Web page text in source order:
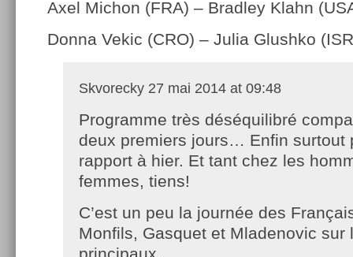
Axel Michon (FRA) – Bradley Klahn
Donna Vekic (CRO) – Julia Glushko
Skvorecky 27 mai 2014 at 09:48
Programme très déséquilibré
deux premiers jours… Enfin surtout
rapport à hier. Et tant chez les
femmes, tiens!
C’est un peu la journée des
Monfils, Gasquet et Mladenovic sur